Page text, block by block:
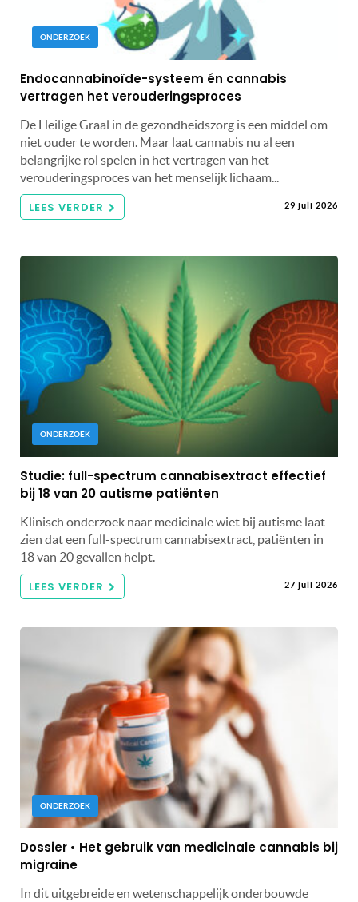
ONDERZOEK
Endocannabinoïde-systeem én cannabis
vertragen het verouderingsproces
De Heilige Graal in de gezondheidszorg is een middel om
niet ouder te worden. Maar laat cannabis nu al een
belangrijke rol spelen in het vertragen van het
verouderingsproces van het menselijk lichaam...
LEES VERDER 29 juli 2026
ONDERZOEK
Studie: full-spectrum cannabisextract effectief
bij 18 van 20 autisme patiënten
Klinisch onderzoek naar medicinale wiet bij autisme laat
zien dat een full-spectrum cannabisextract, patiënten in
18 van 20 gevallen helpt.
LEES VERDER 27 juli 2026
ONDERZOEK
Dossier • Het gebruik van medicinale cannabis bij
migraine
In dit uitgebreide en wetenschappelijk onderbouwde